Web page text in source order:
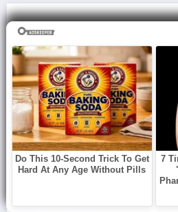
You May Have Missed
NOTÍCIAS